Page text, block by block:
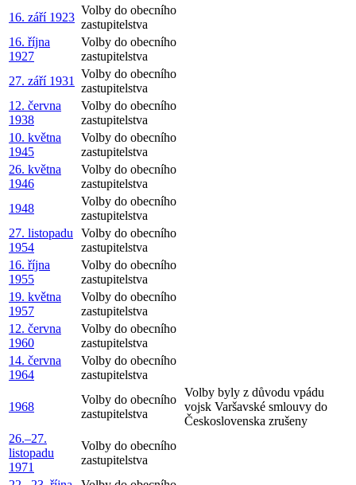
16. září 1923
Volby do obecního
zastupitelstva
16. října
1927
Volby do obecního
zastupitelstva
27. září 1931
Volby do obecního
zastupitelstva
12. června
1938
Volby do obecního
zastupitelstva
10. května
1945
Volby do obecního
zastupitelstva
26. května
1946
Volby do obecního
zastupitelstva
1948
Volby do obecního
zastupitelstva
27. listopadu
1954
Volby do obecního
zastupitelstva
16. října
1955
Volby do obecního
zastupitelstva
19. května
1957
Volby do obecního
zastupitelstva
12. června
1960
Volby do obecního
zastupitelstva
14. června
1964
Volby do obecního
zastupitelstva
1968
Volby do obecního
zastupitelstva
Volby byly z důvodu vpádu
vojsk Varšavské smlouvy do
Československa zrušeny
26.–27.
listopadu
1971
Volby do obecního
zastupitelstva